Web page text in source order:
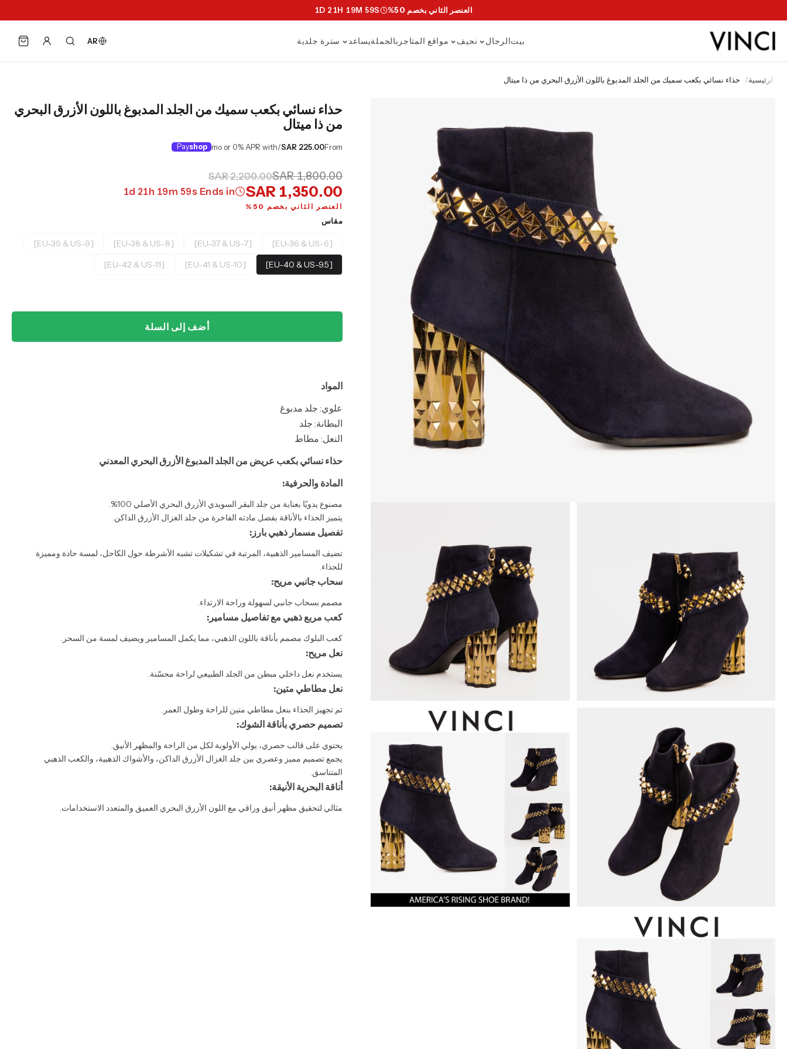
العنصر الثاني بخصم 50% 1D 21H 19M 58S
بيتالرجال نحيف مواقع المتاجر بالجملةيساعد سترة جلدية AR
الرئيسية/ حذاء نسائي بكعب سميك من الجلد المدبوغ باللون الأزرق البحري من ذا ميتال
حذاء نسائي بكعب سميك من الجلد المدبوغ باللون الأزرق البحري
من ذا ميتال
From
SAR 225.00
/mo or 0% APR with
shop
Pay
SAR 1,800.00
SAR 2,200.00
SAR 1,350.00
Ends in
1d 21h 19m 58s
العنصر الثاني بخصم 50%
مقاس
[EU-36 & US-6]
[EU-37 & US-7]
[EU-38 & US-8]
[EU-39 & US-9]
[EU-40 & US-9.5]
[EU-41 & US-10]
[EU-42 & US-11]
أضف إلى السلة
المواد
علوي: جلد مدبوغ
البطانة: جلد
النعل: مطاط
حذاء نسائي بكعب عريض من الجلد المدبوغ الأزرق البحري المعدني
المادة والحرفية:
مصنوع يدويًا بعناية من جلد البقر السويدي الأزرق البحري الأصلي 100%.
يتميز الحذاء بالأناقة بفضل مادته الفاخرة من جلد الغزال الأزرق الداكن.
تفصيل مسمار ذهبي بارز:
تضيف المسامير الذهبية، المرتبة في تشكيلات تشبه الأشرطة حول الكاحل، لمسة حادة ومميزة
للحذاء.
سحاب جانبي مريح:
مصمم بسحاب جانبي لسهولة وراحة الارتداء.
كعب مربع ذهبي مع تفاصيل مسامير:
كعب البلوك مصمم بأناقة باللون الذهبي، مما يكمل المسامير ويضيف لمسة من السحر.
نعل مريح:
يستخدم نعل داخلي مبطن من الجلد الطبيعي لراحة محسّنة.
نعل مطاطي متين:
تم تجهيز الحذاء بنعل مطاطي متين للراحة وطول العمر.
تصميم حصري بأناقة الشوك:
يحتوي على قالب حصري، يولي الأولوية لكل من الراحة والمظهر الأنيق.
يجمع تصميم مميز وعصري بين جلد الغزال الأزرق الداكن، والأشواك الذهبية، والكعب الذهبي
المتناسق.
أناقة البحرية الأنيقة:
مثالي لتحقيق مظهر أنيق وراقي مع اللون الأزرق البحري العميق والمتعدد الاستخدامات.